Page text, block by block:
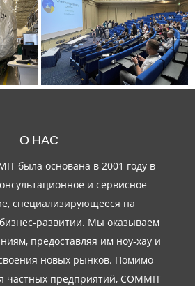
О НАС
была основана в 2001 году в
и сервисное
специализирующееся на
развитии. Мы оказываем
предоставляя им ноу-хау и
новых рынков. Помимо
частных предприятий, COMMIT